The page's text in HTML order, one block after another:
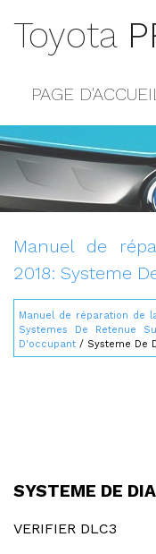
Toyota
PAGE
POPULAIRE
CONTACTS
Manuel de
2018: Systeme
Manuel de réparation de
Systemes De Retenue
D'occupant / Systeme De
SYSTEME DE
VERIFIER DLC3